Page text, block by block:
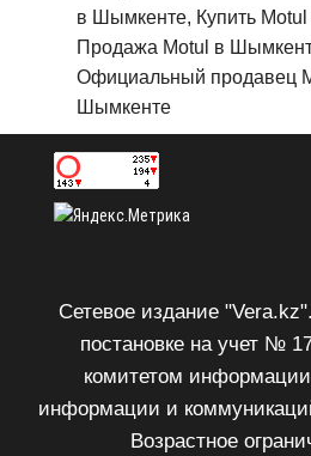
в Шымкенте, Купить
Продажа Motul в
Официальный продавец
Шымкенте
Сетевое издание
постановке на учет №
комитетом
информации и
Возрастное